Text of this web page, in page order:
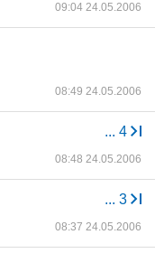
09:04 24.05.2006
08:49 24.05.2006
... 4
08:48 24.05.2006
... 3
08:37 24.05.2006